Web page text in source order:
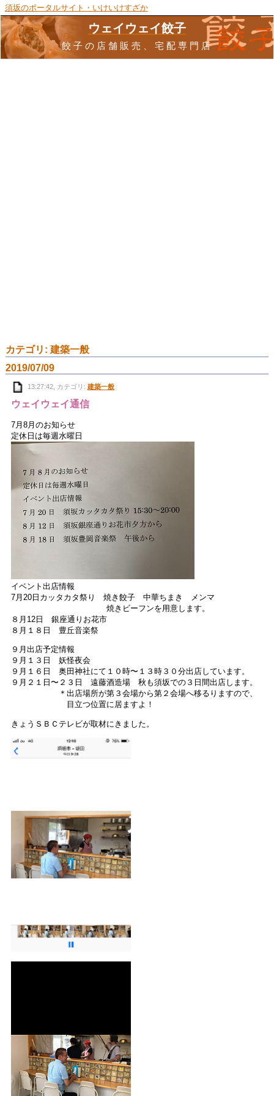
須坂のポータルサイト・いけいけすざか
ウェイウェイ餃子
餃子の店舗販売、宅配専門店
カテゴリ: 建築一般
2019/07/09
13:27:42, カテゴリ: 建築一般
ウェイウェイ通信
7月8月のお知らせ
定休日は毎週水曜日
イベント出店情報
7月20日カッタカタ祭り 焼き餃子 中華ちまき メンマ
焼きビーフンを用意します。
８月12日 銀座通りお花市
８月１８日 豊丘音楽祭
９月出店予定情報
９月１３日 妖怪夜会
９月１６日 奥田神社にて１０時〜１３時３０分出店しています。
９月２１日〜２３日 遠藤酒造場 秋も須坂での３日間出店します。
＊出店場所が第３会場から第２会場へ移るりますので、
目立つ位置に居ますよ！
きょうＳＢＣテレビが取材にきました。